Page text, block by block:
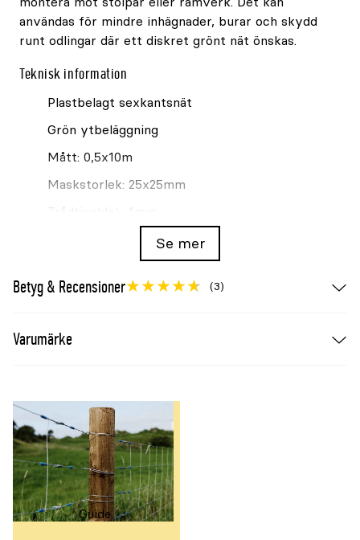
användas för mindre inhägnader, burar och skydd
runt odlingar där ett diskret grönt nät önskas.
Teknisk information
Plastbelagt sexkantsnät
Grön ytbeläggning
Mått: 0,5x10m
Maskstorlek: 25x25mm
För inhägnad och odlingsskydd
25mm 0,75x10m
Se mer
Betyg & Recensioner (3)
Varumärke
Guide